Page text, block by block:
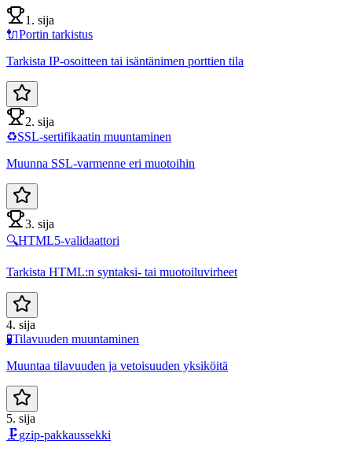
1. sija
🔌Portin tarkistus
Tarkista IP-osoitteen tai isäntänimen porttien tila
2. sija
♻️SSL-sertifikaatin muuntaminen
Muunna SSL-varmenne eri muotoihin
3. sija
🔍HTML5-validaattori
Tarkista HTML:n syntaksi- tai muotoiluvirheet
4. sija
🧪Tilavuuden muuntaminen
Muuntaa tilavuuden ja vetoisuuden yksiköitä
5. sija
🗜️gzip-pakkaussekki